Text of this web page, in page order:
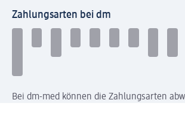
Zahlungsarten bei dm
Bei dm-med können die Zahlungsarten